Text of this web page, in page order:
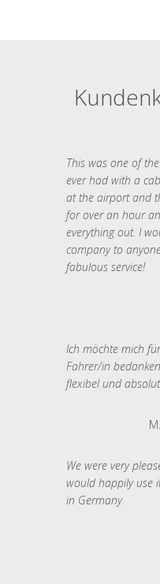
This was one of
ever had with a
at the airport and
for over an hour
everything out. I
company to
fabulous service!
Ich möchte mich
Fahrer/in
flexibel und
We were very
would happily use
in Germany.